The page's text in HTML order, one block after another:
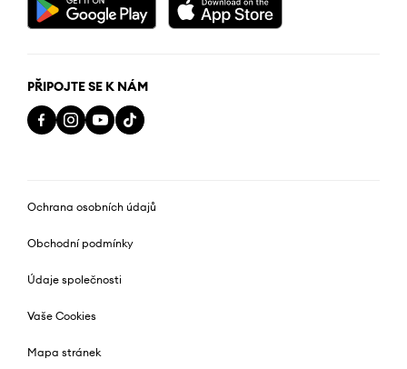
PŘIPOJTE SE K NÁM
Ochrana osobních údajů
Obchodní podmínky
Údaje společnosti
Vaše Cookies
Mapa stránek